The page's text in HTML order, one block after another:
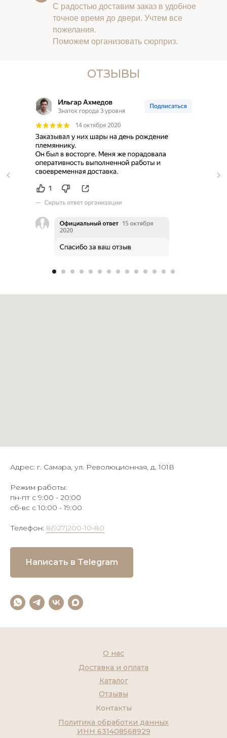
С радостью доставим заказ в удобное
точное время до двери. Учтем все
пожелания.
Поможем организовать сюрприз.
ОТЗЫВЫ
Адрес: г. Самара, ул. Революционная, д. 101В
Режим работы:
пн-пт с 9:00 - 20:00
сб-вс с 10:00 - 19:00
Телефон: 8(927)200-10-80
Написать в Telegram
Контакты
Каталог
О нас
Доставка и оплата
Отзывы
Политика обработки данных
ИНН 631408568929